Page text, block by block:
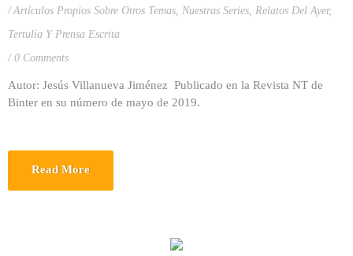
Artículos Propios Sobre Otros Temas, Nuestras Series, Relatos Del Ayer,
Tertulia Y Prensa Escrita
0 Comments
Autor: Jesús Villanueva Jiménez Publicado en la Revista NT de
Binter en su número de mayo de 2019.
Read More